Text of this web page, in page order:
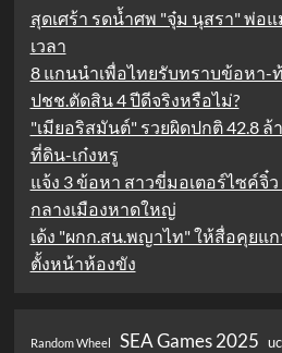
สุดเศร้า รดน้ำศพ "จุ๋ม นุสรา" พ่อ
เวลา
8 แกนนำเพื่อไทยรับทราบข้อหา-
ปชช.ตัดสิน 4 ปีดีจริงหรือไม่?
"เมียอริสมันต์" รวยผิดปกติ 42.8 ล้
ที่ดิน-เก๋งหรู
แจ้ง 3 ข้อหา สาวขี่มอเตอร์ไซค์จิ๋
กลางเมืองหาดใหญ่
เด้ง "ผกก.สน.พญาไท" ให้สื่อคุยแ
ตั้งหน้าห้องขัง
Random Wheel SEA Games 2025